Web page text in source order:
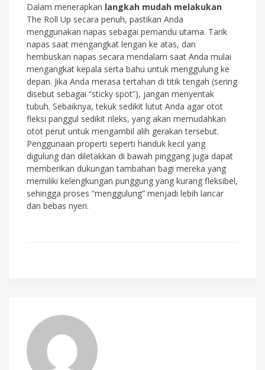
Dalam menerapkan langkah mudah melakukan
The Roll Up secara penuh, pastikan Anda
menggunakan napas sebagai pemandu utama. Tarik
napas saat mengangkat lengan ke atas, dan
hembuskan napas secara mendalam saat Anda mulai
mengangkat kepala serta bahu untuk menggulung ke
depan. Jika Anda merasa tertahan di titik tengah (sering
disebut sebagai “sticky spot”), jangan menyentak
tubuh. Sebaiknya, tekuk sedikit lutut Anda agar otot
fleksi panggul sedikit rileks, yang akan memudahkan
otot perut untuk mengambil alih gerakan tersebut.
Penggunaan properti seperti handuk kecil yang
digulung dan diletakkan di bawah pinggang juga dapat
memberikan dukungan tambahan bagi mereka yang
memiliki kelengkungan punggung yang kurang fleksibel,
sehingga proses “menggulung” menjadi lebih lancar
dan bebas nyeri.